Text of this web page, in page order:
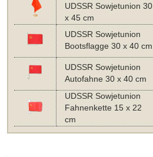
UDSSR Sowjetunion 30
x 45 cm
UDSSR Sowjetunion
Bootsflagge 30 x 40 cm
UDSSR Sowjetunion
Autofahne 30 x 40 cm
UDSSR Sowjetunion
Fahnenkette 15 x 22
cm